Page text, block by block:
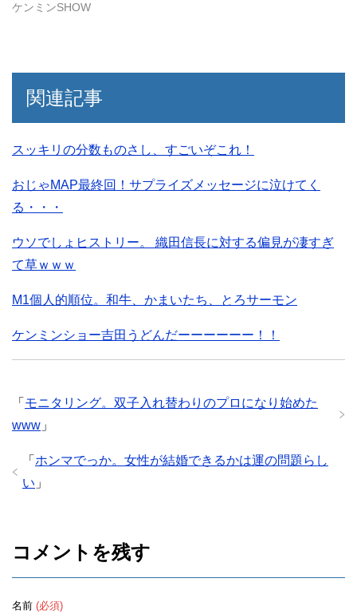
ケンミンSHOW
関連記事
スッキリの分数ものさし、すごいぞこれ！
おじゃMAP最終回！サプライズメッセージに泣けてく
る・・・
ウソでしょヒストリー。 織田信長に対する偏見が凄すぎ
て草ｗｗｗ
M1個人的順位。和牛、かまいたち、とろサーモン
ケンミンショー吉田うどんだーーーーーー！！
「 モニタリング。双子入れ替わりのプロになり始めた
www 」
「 ホンマでっか。女性が結婚できるかは運の問題らし
い 」
コメントを残す
名前 (必須)